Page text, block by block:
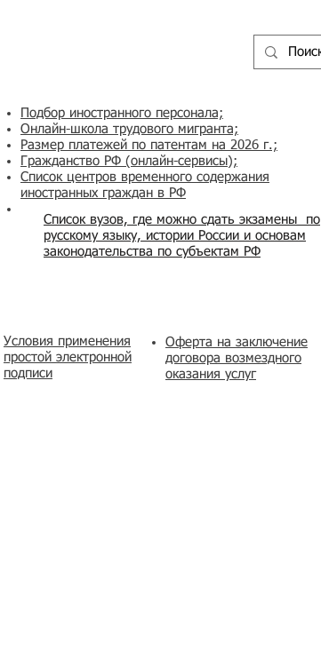
Список вузов, где можно сдать экзамены по
русскому языку, истории России и основам
законодательства по субъектам РФ
Подбор иностранного персонала;
Онлайн-школа трудового мигранта;
Размер платежей по патентам на 2026 г.;
Гражданство РФ (онлайн-сервисы);
Список центров временного содержания
иностранных граждан в РФ
Условия применения
простой электронной
подписи
​Оферта на заключение
договора возмездного
оказания услуг